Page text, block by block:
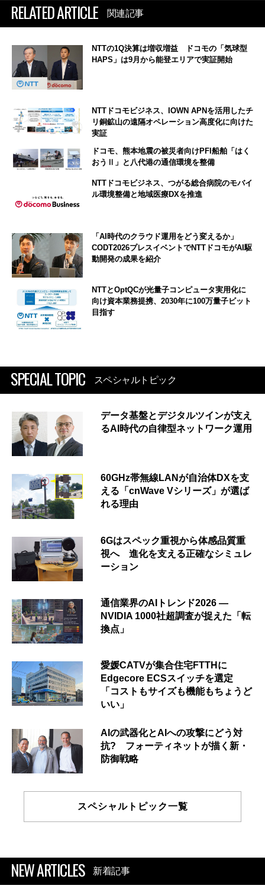
RELATED ARTICLE 関連記事
NTTの1Q決算は増収増益 ドコモの「気球型
HAPS」は9月から能登エリアで実証開始
NTTドコモビジネス、IOWN APNを活用したチ
リ銅鉱山の遠隔オペレーション高度化に向けた
実証
ドコモ、熊本地震の被災者向けPFI船舶「はく
おうⅡ」と八代港の通信環境を整備
NTTドコモビジネス、つがる総合病院のモバイ
ル環境整備と地域医療DXを推進
「AI時代のクラウド運用をどう変えるか」
CODT2026プレスイベントでNTTドコモがAI駆
動開発の成果を紹介
NTTとOptQCが光量子コンピュータ実用化に
向け資本業務提携、2030年に100万量子ビット
目指す
SPECIAL TOPIC スペシャルトピック
データ基盤とデジタルツインが支え
るAI時代の自律型ネットワーク運用
60GHz帯無線LANが自治体DXを支
える「cnWave Vシリーズ」が選ば
れる理由
6Gはスペック重視から体感品質重
視へ 進化を支える正確なシミュレ
ーション
通信業界のAIトレンド2026 ―
NVIDIA 1000社超調査が捉えた「転
換点」
愛媛CATVが集合住宅FTTHに
Edgecore ECSスイッチを選定
「コストもサイズも機能もちょうど
いい」
AIの武器化とAIへの攻撃にどう対
抗? フォーティネットが描く新・
防御戦略
スペシャルトピック一覧
NEW ARTICLES 新着記事